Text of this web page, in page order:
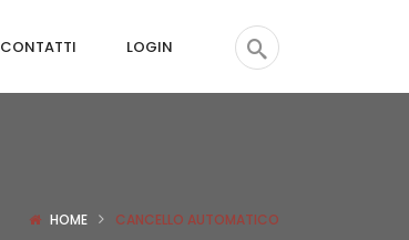
CONTATTI LOGIN
HOME CANCELLO AUTOMATICO